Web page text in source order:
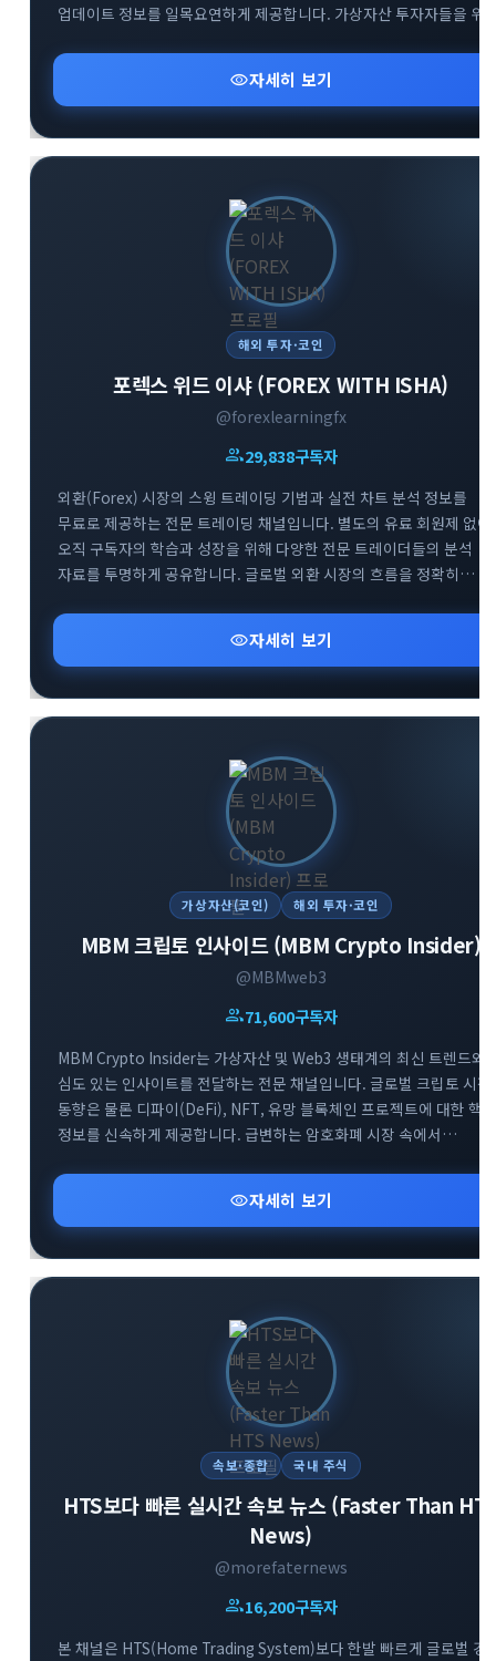
업데이트 정보를 일목요연하게 제공합니다. 가상자산 투자자들을 위
신속하게 확인하실 수 있습니다.
visibility자세히 보기
해외 투자·코인
포렉스 위드 이샤 (FOREX WITH ISHA)
@forexlearningfx
group29,838구독자
외환(Forex) 시장의 스윙 트레이딩 기법과 실전 차트 분석 정보를
무료로 제공하는 전문 트레이딩 채널입니다. 별도의 유료 회원제 없이
오직 구독자의 학습과 성장을 위해 다양한 전문 트레이더들의 분석
자료를 투명하게 공유합니다. 글로벌 외환 시장의 흐름을 정확히
인사이트를 전달합니다. 외환 투자 초보자부터 실전 매매자까지 부담
없이 유용한 금융 정보를 얻어가실 수 있습니다.
visibility자세히 보기
가상자산(코인) 해외 투자·코인
MBM 크립토 인사이드 (MBM Crypto Insider)
@MBMweb3
group71,600구독자
MBM Crypto Insider는 가상자산 및 Web3 생태계의 최신 트렌드와
심도 있는 인사이트를 전달하는 전문 채널입니다. 글로벌 크립토 시장
동향은 물론 디파이(DeFi), NFT, 유망 블록체인 프로젝트에 대한 핵심
정보를 신속하게 제공합니다. 급변하는 암호화폐 시장 속에서
데이터를 공유합니다. Web3 흐름을 가장 빠르게 파악하고 성공적인
투자 전략을 세우고 싶다면 MBM 채널과 함께하세요.
visibility자세히 보기
속보·종합 국내 주식
HTS보다 빠른 실시간 속보 뉴스 (Faster Than
News)
@morefaternews
group16,200구독자
본 채널은 HTS(Home Trading System)보다 한발 빠르게 글로벌 경